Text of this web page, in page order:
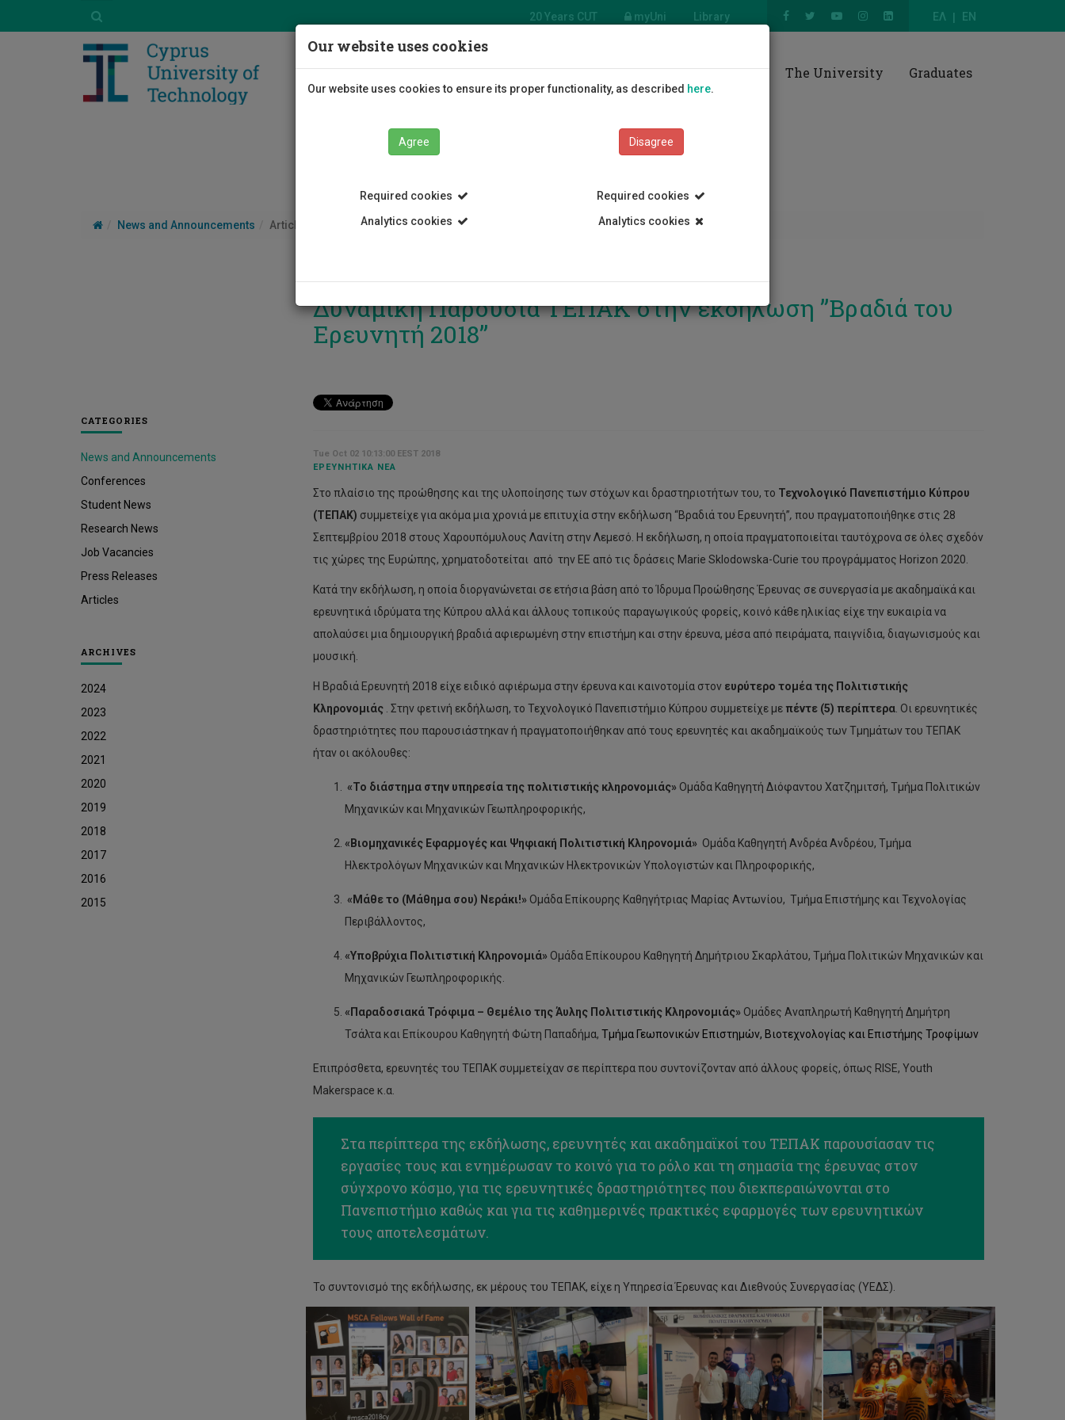
ΕΛ EN
20 Years CUT myUni Library
Students Education Research The University Graduates
News and Announcements Article
CATEGORIES
News and Announcements
Conferences
Student News
Research News
Job Vacancies
Press Releases
Articles
ARCHIVES
2024
2023
2022
2021
2020
2019
2018
2017
2016
2015
Δυναμική Παρουσία ΤΕΠΑΚ στην εκδήλωση ”Βραδιά του
Ερευνητή 2018”
Tue Oct 02 10:13:00 EEST 2018
ΕΡΕΥΝΗΤΙΚΆ ΝΈΑ
Στο πλαίσιο της προώθησης και της υλοποίησης των στόχων και δραστηριοτήτων του, το Τεχνολογικό Πανεπιστήμιο Κύπρου
(ΤΕΠΑΚ) συμμετείχε για ακόμα μια χρονιά με επιτυχία στην εκδήλωση “Βραδιά του Ερευνητή”, που πραγματοποιήθηκε στις 28
Σεπτεμβρίου 2018 στους Χαρουπόμυλους Λανίτη στην Λεμεσό. Η εκδήλωση, η οποία πραγματοποιείται ταυτόχρονα σε όλες σχεδόν
τις χώρες της Ευρώπης, χρηματοδοτείται από την ΕΕ από τις δράσεις Marie Sklodowska-Curie του προγράμματος Horizon 2020.
Κατά την εκδήλωση, η οποία διοργανώνεται σε ετήσια βάση από το Ίδρυμα Προώθησης Έρευνας σε συνεργασία με ακαδημαϊκά και
ερευνητικά ιδρύματα της Κύπρου αλλά και άλλους τοπικούς παραγωγικούς φορείς, κοινό κάθε ηλικίας είχε την ευκαιρία να
απολαύσει μια δημιουργική βραδιά αφιερωμένη στην επιστήμη και στην έρευνα, μέσα από πειράματα, παιγνίδια, διαγωνισμούς και
μουσική.
Η Βραδιά Ερευνητή 2018 είχε ειδικό αφιέρωμα στην έρευνα και καινοτομία στον ευρύτερο τομέα της Πολιτιστικής
Κληρονομιάς . Στην φετινή εκδήλωση, το Τεχνολογικό Πανεπιστήμιο Κύπρου συμμετείχε με πέντε (5) περίπτερα. Οι ερευνητικές
δραστηριότητες που παρουσιάστηκαν ή πραγματοποιήθηκαν από τους ερευνητές και ακαδημαϊκούς των Τμημάτων του ΤΕΠΑΚ
ήταν οι ακόλουθες:
«Το διάστημα στην υπηρεσία της πολιτιστικής κληρονομιάς»Ομάδα Καθηγητή Διόφαντου Χατζημιτσή, Τμήμα Πολιτικών
Μηχανικών και Μηχανικών Γεωπληροφορικής,
«Βιομηχανικές Εφαρμογές και Ψηφιακή Πολιτιστική Κληρονομιά» Ομάδα Καθηγητή Ανδρέα Ανδρέου, Τμήμα
Ηλεκτρολόγων Μηχανικών και Μηχανικών Ηλεκτρονικών Υπολογιστών και Πληροφορικής,
«Μάθε το (Μάθημα σου) Νεράκι!» Ομάδα Επίκουρης Καθηγήτριας Μαρίας Αντωνίου, Τμήμα Επιστήμης και Τεχνολογίας
Περιβάλλοντος,
«Υποβρύχια Πολιτιστική Κληρονομιά» Ομάδα Επίκουρου Καθηγητή Δημήτριου Σκαρλάτου, Τμήμα Πολιτικών Μηχανικών και
Μηχανικών Γεωπληροφορικής.
«Παραδοσιακά Τρόφιμα – Θεμέλιο της Άυλης Πολιτιστικής Κληρονομιάς» Ομάδες Αναπληρωτή Καθηγητή Δημήτρη
Τσάλτα και Επίκουρου Καθηγητή Φώτη Παπαδήμα, Τμήμα Γεωπονικών Επιστημών, Βιοτεχνολογίας και Επιστήμης Τροφίμων
Επιπρόσθετα, ερευνητές του ΤΕΠΑΚ συμμετείχαν σε περίπτερα που συντονίζονταν από άλλους φορείς, όπως RISE, Youth
Makerspace κ.α.
Στα περίπτερα της εκδήλωσης, ερευνητές και ακαδημαϊκοί του ΤΕΠΑΚ παρουσίασαν τις
εργασίες τους και ενημέρωσαν το κοινό για το ρόλο και τη σημασία της έρευνας στον
σύγχρονο κόσμο, για τις ερευνητικές δραστηριότητες που διεκπεραιώνονται στο
Πανεπιστήμιο καθώς και για τις καθημερινές πρακτικές εφαρμογές των ερευνητικών
τους αποτελεσμάτων.
Το συντονισμό της εκδήλωσης, εκ μέρους του ΤΕΠΑΚ, είχε η Υπηρεσία Έρευνας και Διεθνούς Συνεργασίας (ΥΕΔΣ).
Our website uses cookies
Our website uses cookies to ensure its proper functionality, as described here.
Agree
Required cookies
Analytics cookies
Disagree
Required cookies
Analytics cookies